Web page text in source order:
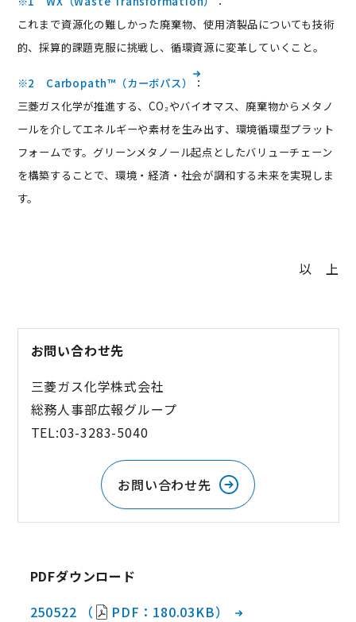
これまで資源化の難しかった廃棄物、使用済製品についても技術
的、採算的課題克服に挑戦し、循環資源に変革していくこと。
※2 Carbopath™（カーボパス）
：
三菱ガス化学が推進する、CO₂やバイオマス、廃棄物からメタノ
ールを介してエネルギーや素材を生み出す、環境循環型プラット
フォームです。グリーンメタノール起点としたバリューチェーン
を構築することで、環境・経済・社会が調和する未来を実現しま
す。
以 上
お問い合わせ先
三菱ガス化学株式会社
総務人事部広報グループ
TEL:03-3283-5040
お問い合わせ先
PDFダウンロード
250522 （
PDF：180.03KB）